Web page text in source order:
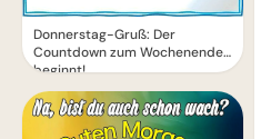
Donnerstag-Gruß: Der
Countdown zum Wochenende
beginnt!